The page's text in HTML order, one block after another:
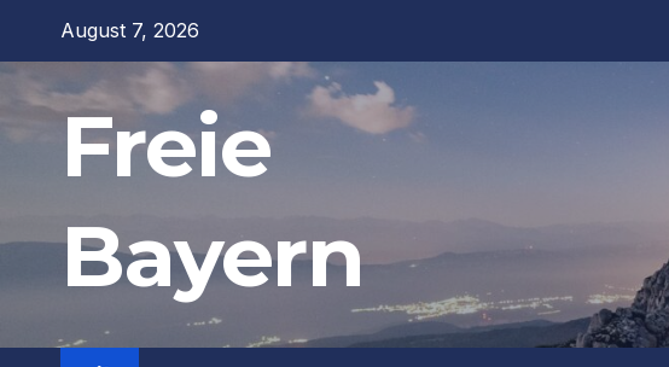
springen
August 7, 2026
Freie
Bayern